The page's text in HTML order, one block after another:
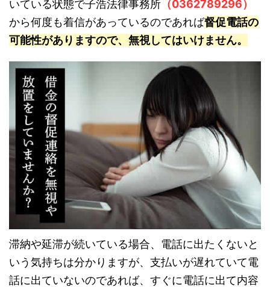
いている状態で子浩法律事務所 （0362789296）
から何度も着信があっているのであれば督促電話の
可能性がありますので、無視してはいけません。
滞納や延滞が続いている場合、電話に出たくないと
いう気持ちは分かりますが、支払いが遅れていて電
話に出ていないのであれば、すぐに電話に出て内容